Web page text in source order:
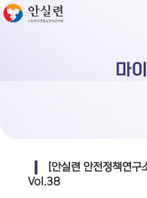
마
[안실련 안전정책연
Vol.38